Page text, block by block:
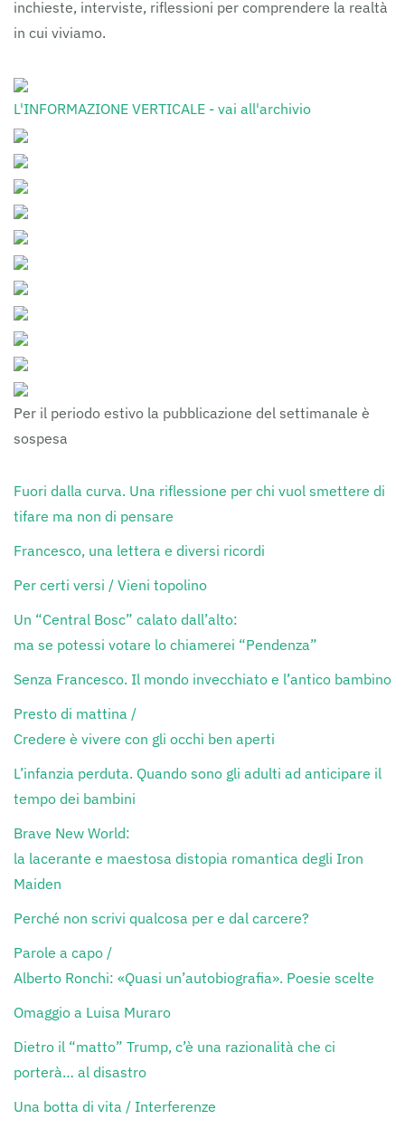
inchieste, interviste, riflessioni per comprendere la realtà
in cui viviamo.
L'INFORMAZIONE VERTICALE - vai all'archivio
Per il periodo estivo la pubblicazione del settimanale è
sospesa
Fuori dalla curva. Una riflessione per chi vuol smettere di
tifare ma non di pensare
Francesco, una lettera e diversi ricordi
Per certi versi / Vieni topolino
Un “Central Bosc” calato dall’alto:
ma se potessi votare lo chiamerei “Pendenza”
Senza Francesco. Il mondo invecchiato e l’antico bambino
Presto di mattina /
Credere è vivere con gli occhi ben aperti
L’infanzia perduta. Quando sono gli adulti ad anticipare il
tempo dei bambini
Brave New World:
la lacerante e maestosa distopia romantica degli Iron
Maiden
Perché non scrivi qualcosa per e dal carcere?
Parole a capo /
Alberto Ronchi: «Quasi un’autobiografia». Poesie scelte
Omaggio a Luisa Muraro
Dietro il “matto” Trump, c’è una razionalità che ci
porterà… al disastro
Una botta di vita / Interferenze